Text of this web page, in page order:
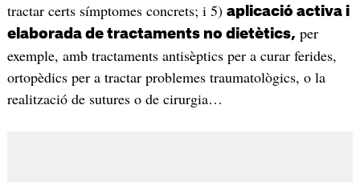
tractar certs símptomes concrets; i 5) aplicació activa i
elaborada de tractaments no dietètics, per
exemple, amb tractaments antisèptics per a curar ferides,
ortopèdics per a tractar problemes traumatològics, o la
realització de sutures o de cirurgia…